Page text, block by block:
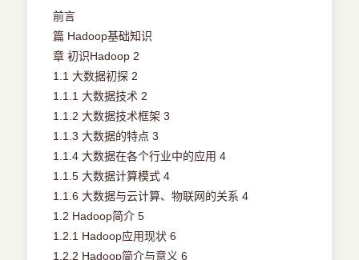
前言
篇 Hadoop基础知识
章 初识Hadoop 2
1.1 大数据初探 2
1.1.1 大数据技术 2
1.1.2 大数据技术框架 3
1.1.3 大数据的特点 3
1.1.4 大数据在各个行业中的应用 4
1.1.5 大数据计算模式 4
1.1.6 大数据与云计算、物联网的关系 4
1.2 Hadoop简介 5
1.2.1 Hadoop应用现状 6
1.2.2 Hadoop简介与意义 6